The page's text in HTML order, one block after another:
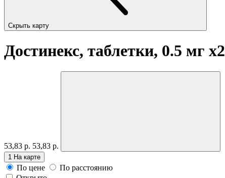
Скрыть карту
Достинекс, таблетки, 0.5 мг x2
53,83 р. 53,83 р.
1 На карте
По цене
По расстоянию